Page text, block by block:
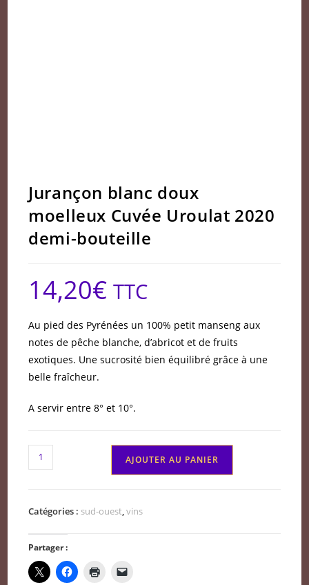
Jurançon blanc doux
moelleux Cuvée Uroulat 2020
demi-bouteille
14,20€ TTC
Au pied des Pyrénées un 100% petit manseng aux
notes de pêche blanche, d’abricot et de fruits
exotiques. Une sucrosité bien équilibré grâce à une
belle fraîcheur.
A servir entre 8° et 10°.
quantité
de
moelleux
Cuvée
Uroulat
AJOUTER AU PANIER
Catégories : sud-ouest ,vins
Partager :